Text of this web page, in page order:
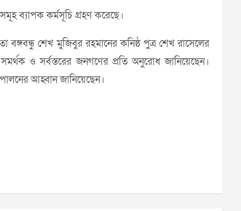
ব্যাপক কর্মসূচি গ্রহণ করেছে।
শেখ মুজিবুর রহমানের কনিষ্ঠ পুত্র শেখ রাসেলের
ও সর্বস্তরের জনগণের প্রতি অনুরোধ জানিয়েছেন।
আহ্বান জানিয়েছেন।